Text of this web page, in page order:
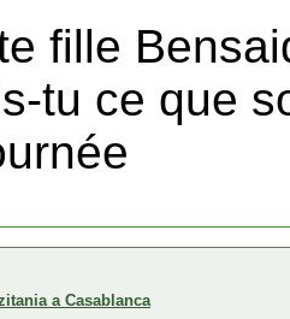
fille
tu ce que
a Casablanca